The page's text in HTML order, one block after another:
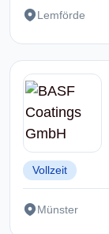
Lemförde
Vollzeit
Münster